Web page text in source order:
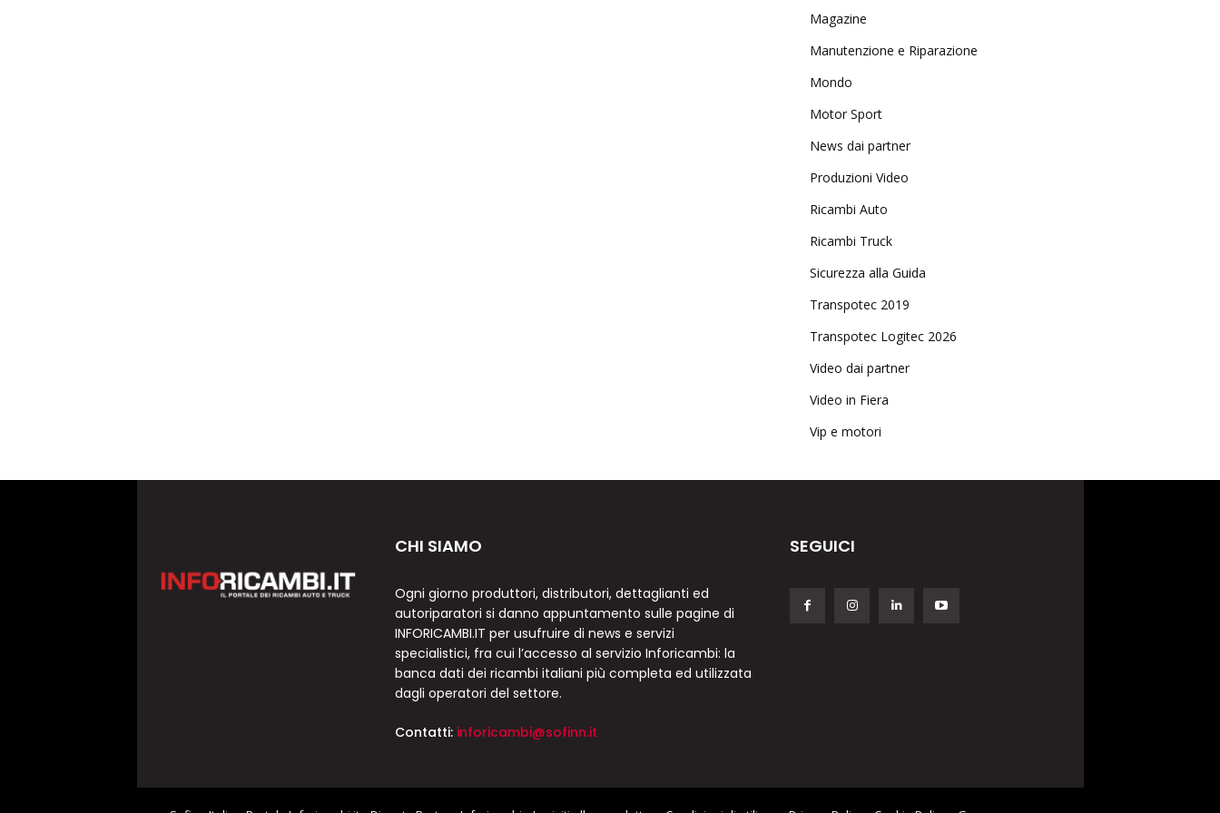
Magazine
Manutenzione e Riparazione
Mondo
Motor Sport
News dai partner
Produzioni Video
Ricambi Auto
Ricambi Truck
Sicurezza alla Guida
Transpotec 2019
Transpotec Logitec 2026
Video dai partner
Video in Fiera
Vip e motori
CHI SIAMO
Ogni giorno produttori, distributori, dettaglianti ed
autoriparatori si danno appuntamento sulle pagine di
INFORICAMBI.IT per usufruire di news e servizi
specialistici, fra cui l’accesso al servizio Inforicambi: la
banca dati dei ricambi italiani più completa ed utilizzata
dagli operatori del settore.
Contatti: inforicambi@sofinn.it
SEGUICI